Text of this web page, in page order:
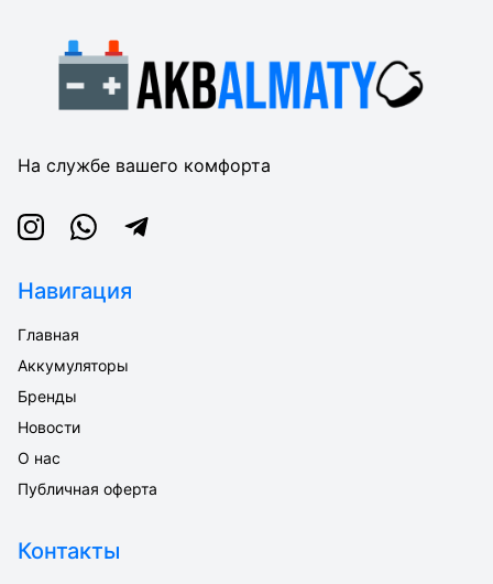
На службе вашего комфорта
InstagramWhatsappTelegram
Навигация
Главная
Аккумуляторы
Бренды
Новости
О нас
Публичная оферта
Контакты